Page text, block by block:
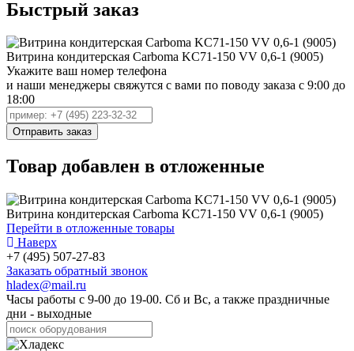
Быстрый заказ
Витрина кондитерская Carboma KC71-150 VV 0,6-1 (9005)
Укажите ваш номер телефона
и наши менеджеры свяжутся с вами по поводу заказа с 9:00 до
18:00
Товар добавлен в отложенные
Витрина кондитерская Carboma KC71-150 VV 0,6-1 (9005)
Перейти в отложенные товары
Наверх
+7 (495) 507-27-83
Заказать обратный звонок
hladex@mail.ru
Часы работы с 9-00 до 19-00. Сб и Вс, а также праздничные
дни - выходные